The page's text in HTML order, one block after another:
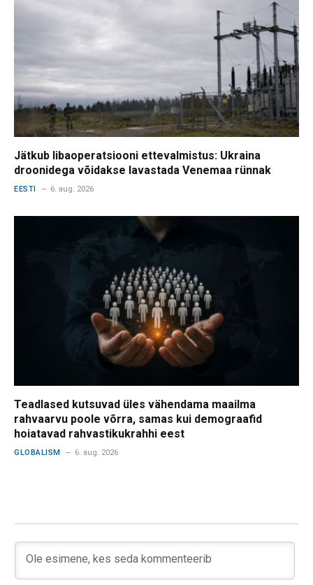
Jätkub libaoperatsiooni ettevalmistus: Ukraina
droonidega võidakse lavastada Venemaa rünnak
EESTI 6. aug. 2026
Teadlased kutsuvad üles vähendama maailma
rahvaarvu poole võrra, samas kui demograafid
hoiatavad rahvastikukrahhi eest
GLOBALISM 6. aug. 2026